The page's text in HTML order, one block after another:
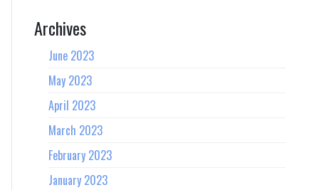
Archives
June 2023
May 2023
April 2023
March 2023
February 2023
January 2023